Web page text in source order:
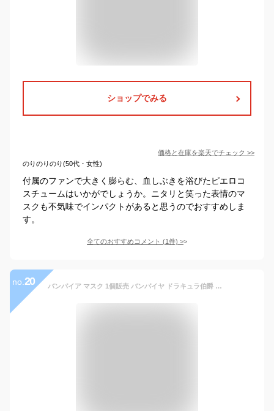
ショップでみる
価格と在庫を楽天でチェック >>
のりのりのり(50代・女性)
付属のファンで大きく膨らむ、血しぶきを浴びたピエロコ
スチュームはいかがでしょうか。ニタリと笑った表情のマ
スクも不気味でインパクトがあると思うのでおすすめしま
す。
全てのおすすめコメント (1件) >
no. 20 バンパイア マスク 1個販売 バンパイヤ ドラキュラ伯爵 吸血鬼 血 ホラー映画 パーティーグッズ 変顔 お面 覆面 衣装 変装 流行 仮装 コスプレ 忘年会 新年会 おもしろい 宴会 面白い ハロウィーン メンズ レディース キッズ プレゼント イベント会場 リモート 調整可 不気味